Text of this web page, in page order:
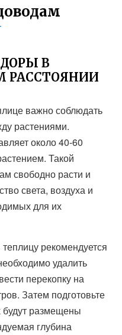
В
РАССТОЯНИИ
важно соблюдать
растениями.
около 40-60
Такой
свободно расти и
света, воздуха и
для их
рекомендуется
удалить
перекопку на
Затем подготовьте
будут размещены
глубина